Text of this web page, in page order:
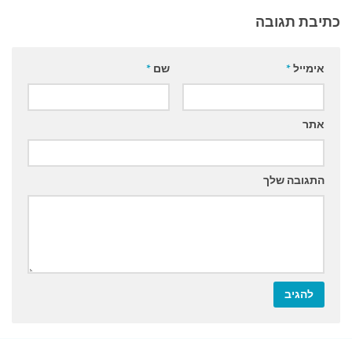
כתיבת תגובה
שם * אימייל*
אתר
התגובה שלך